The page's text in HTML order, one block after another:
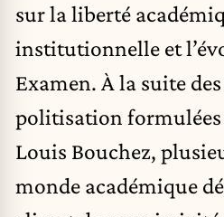
sur la liberté
institutionnelle et
Examen. À la suite
politisation formulées
Louis Bouchez,
monde académique